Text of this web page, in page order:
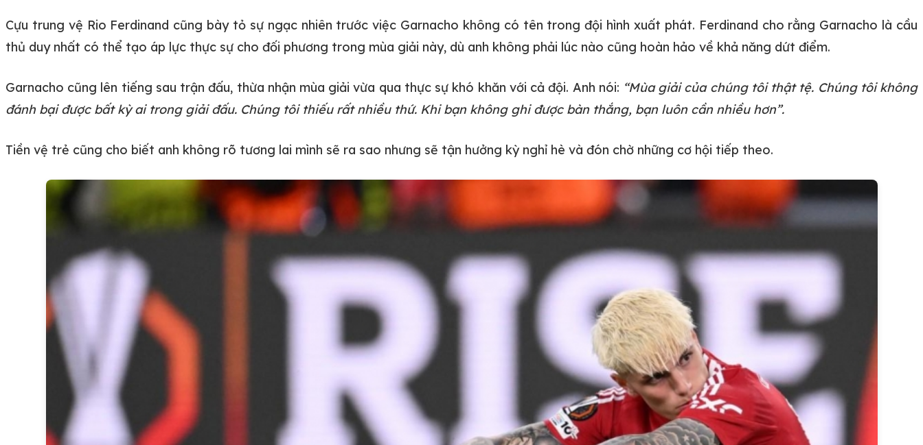
Cựu trung vệ Rio Ferdinand cũng bày tỏ sự ngạc nhiên trước việc Garnacho không có tên trong đội hình xuất phát. Ferdinand cho rằng Garnacho là cầu
thủ duy nhất có thể tạo áp lực thực sự cho đối phương trong mùa giải này, dù anh không phải lúc nào cũng hoàn hảo về khả năng dứt điểm.
Garnacho cũng lên tiếng sau trận đấu, thừa nhận mùa giải vừa qua thực sự khó khăn với cả đội. Anh nói: “Mùa giải của chúng tôi thật tệ. Chúng tôi không
đánh bại được bất kỳ ai trong giải đấu. Chúng tôi thiếu rất nhiều thứ. Khi bạn không ghi được bàn thắng, bạn luôn cần nhiều hơn”.
Tiền vệ trẻ cũng cho biết anh không rõ tương lai mình sẽ ra sao nhưng sẽ tận hưởng kỳ nghỉ hè và đón chờ những cơ hội tiếp theo.